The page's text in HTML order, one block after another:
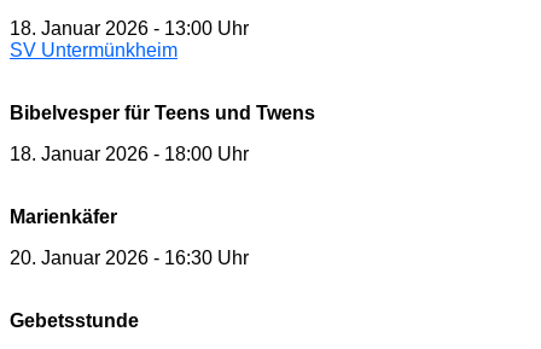
18. Januar 2026 - 13:00 Uhr
SV Untermünkheim
Bibelvesper für Teens und Twens
18. Januar 2026 - 18:00 Uhr
Marienkäfer
20. Januar 2026 - 16:30 Uhr
Gebetsstunde